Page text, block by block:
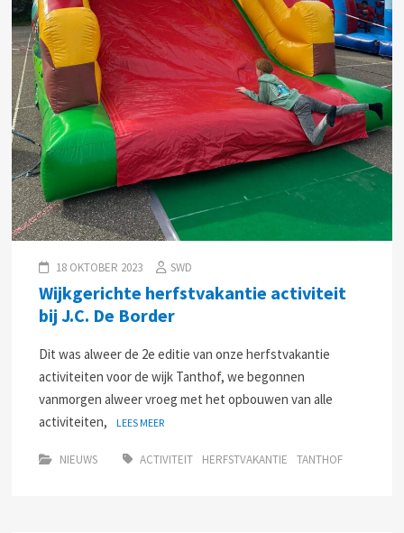
18 OKTOBER 2023 SWD
Wijkgerichte herfstvakantie activiteit
bij J.C. De Border
Dit was alweer de 2e editie van onze herfstvakantie
activiteiten voor de wijk Tanthof, we begonnen
vanmorgen alweer vroeg met het opbouwen van alle
activiteiten,
LEES MEER
NIEUWS ACTIVITEIT HERFSTVAKANTIE TANTHOF